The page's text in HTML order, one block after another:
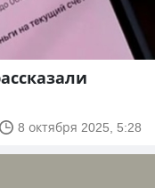
8 октября 2025, 5:28